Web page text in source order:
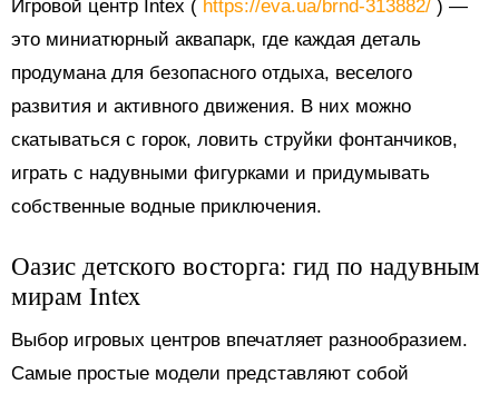
Игровой центр Intex ( https://eva.ua/brnd-313882/ ) —
это миниатюрный аквапарк, где каждая деталь
продумана для безопасного отдыха, веселого
развития и активного движения. В них можно
скатываться с горок, ловить струйки фонтанчиков,
играть с надувными фигурками и придумывать
собственные водные приключения.
Оазис детского восторга: гид по надувным
мирам Intex
Выбор игровых центров впечатляет разнообразием.
Самые простые модели представляют собой